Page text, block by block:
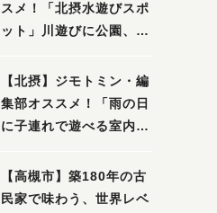
スメ！「北摂水遊びスポ
ット」川遊びに公園、プ
吹田・茨木・高槻）
【北摂】ジモトミン・編
集部オススメ！「雨の日
に子連れで遊べる室内ス
箕面・吹田・豊中・茨
木・池田）
【高槻市】築180年の古
民家で味わう、世界レベ